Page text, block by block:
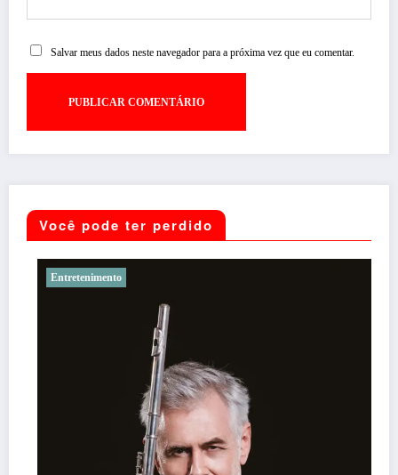
Salvar meus dados neste navegador para a próxima vez que eu comentar.
Você pode ter perdido
Entretenimento